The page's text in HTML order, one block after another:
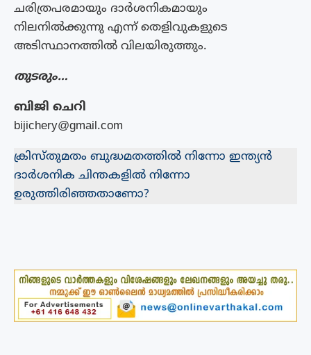
ചരിത്രപരമായും ദാർശനികമായും
നിലനിൽക്കുന്നു എന്ന് തെളിവുകളുടെ
അടിസ്ഥാനത്തിൽ വിലയിരുത്തും.
തുടരും…
ബിജി ചെറി
bijichery@gmail.com
ക്രിസ്തുമതം ബുദ്ധമതത്തിൽ നിന്നോ ഇന്ത്യൻ
ദാർശനിക ചിന്തകളിൽ നിന്നോ
ഉരുത്തിരിഞ്ഞതാണോ?